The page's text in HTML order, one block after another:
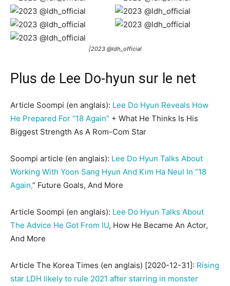
|2023 @ldh_official
Plus de Lee Do-hyun sur le net
Article Soompi (en anglais): Lee Do Hyun Reveals How
He Prepared For “18 Again” + What He Thinks Is His
Biggest Strength As A Rom-Com Star
Soompi article (en anglais): Lee Do Hyun Talks About
Working With Yoon Sang Hyun And Kim Ha Neul In “18
Again,” Future Goals, And More
Article Soompi (en anglais): Lee Do Hyun Talks About
The Advice He Got From IU, How He Became An Actor,
And More
Article The Korea Times (en anglais) [2020-12-31]: Rising
star LDH likely to rule 2021 after starring in monster